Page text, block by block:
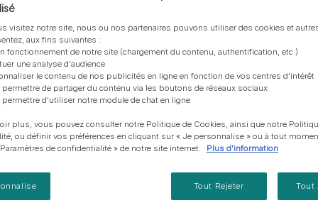
Toutes nos marques
pour chien
PRO PLAN® Veterinary Diets
Purina® One®
Toutes nos marques
récompenses
Tous nos conseils d’expert
pour chat
adulte
Alimentation pour un chat
adulteEn savoir plus
Nos efforts en matière de
développement durable
Farmtopia
Nos conseils de tri
l'aspect bleuté. Les
(voir le standard de la
Basset Bleu de
les annonces mises
en veillant à se
processus d'adoption,
visitez notre site, nous ou nos partenaires pouvons utiliser des cookies et
aux fins suivantes :
fonctionnement de notre site (chargement du contenu, authentification, etc.)
une analyse d'audience
le contenu de nos publicités en ligne en fonction de vos centres d'intérêt
de partager du contenu via les boutons de réseaux sociaux
d'utiliser notre module de chat en ligne
plus, vous pouvez consulter notre Politique de Cookies, ainsi que notre
ou définir vos préférences en cliquant sur « Je personnalise » ou à tout
de confidentialité » de notre site internet.
Plus d'information
Tout Rejeter Tout